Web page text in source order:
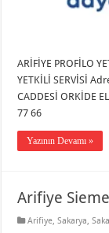
ARİFİYE PROFİLO
YETKİLİ SERVİSİ
CADDESİ ORKİDE
77 66
Yazının Devamı »
Arifiye
Arifiye,Sakarya,